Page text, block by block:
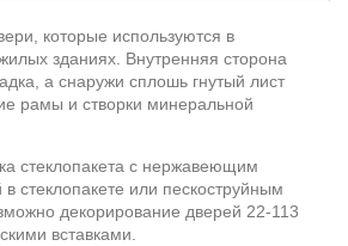
которые используются в
зданиях. Внутренняя сторона
а снаружи сплошь гнутый лист
рамы и створки минеральной
стеклопакета с нержавеющим
стеклопакете или пескоструйным
декорирование дверей 22-113
вставками.